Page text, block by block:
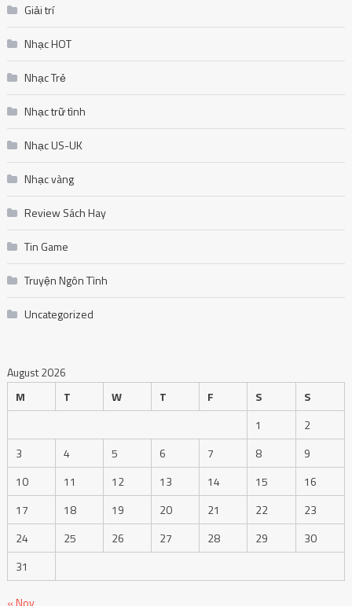
Giải trí
Nhạc HOT
Nhạc Trẻ
Nhạc trữ tình
Nhạc US-UK
Nhạc vàng
Review Sách Hay
Tin Game
Truyện Ngôn Tình
Uncategorized
August 2026
M
T W T F S
S
1
2
3
4 5 6 7 8
9
10
11 12 13 14 15
16
17
18 19 20 21 22
23
24
25 26 27 28 29
30
31
« Nov